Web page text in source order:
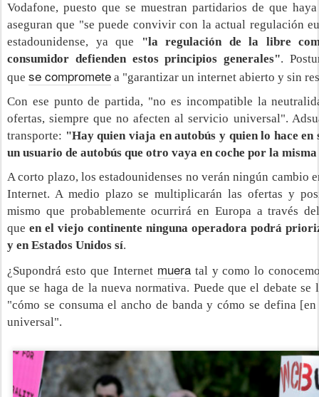
Vodafone, puesto que se muestran partidarios de que
aseguran que "se puede convivir con la actual regulación
estadounidense, ya que
"la regulación de la libre
consumidor defienden estos principios generales".
que se compromete a "garantizar un internet abierto y sin
Con ese punto de partida, "no es incompatible la
ofertas, siempre que no afecten al servicio universal".
transporte: "Hay quien viaja en autobús y quien lo hace en
un usuario de autobús que otro vaya en coche por la
A corto plazo, los estadounidenses no verán ningún cambio
Internet. A medio plazo se multiplicarán las ofertas y
mismo que probablemente ocurrirá en Europa a través
que en el viejo continente ninguna operadora podrá
y en Estados Unidos sí.
¿Supondrá esto que Internet mueratal y como lo
que se haga de la nueva normativa. Puede que el debate
"cómo se consuma el ancho de banda y cómo se defina
universal".